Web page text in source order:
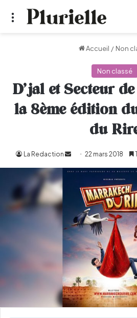
Menu
Accueil / Non
Non classé
D’jal et Secteur
la 8ème édition
du
La Redaction
Envoyer
un
22 mars 2018